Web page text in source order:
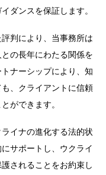
ダンスを保証します。
判により、当事務所は
の長年にわたる関係を
ナーシップにより、知
、クライアントに信頼
ができます。
イナの進化する法的状
サポートし、ウクライ
されることをお約束し